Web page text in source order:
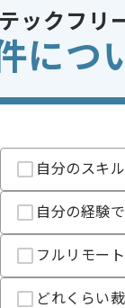
内容
新
領域/システム
ス
長
払いサイト
15
システムの企画、開
主格事業として展
ックフリ
につ
自分のスキ
自分の経験
フルリモー
どれくらい